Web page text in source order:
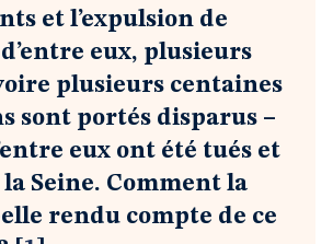
et l’expulsion de
eux, plusieurs
plusieurs centaines
sont portés disparus –
eux ont été tués et
Seine. Comment la
rendu compte de ce